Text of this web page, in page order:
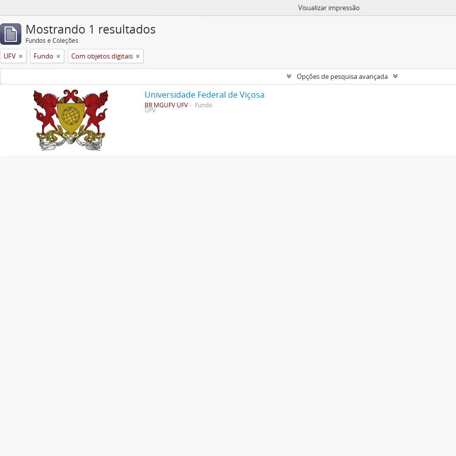
Visualizar impressão
Mostrando 1 resultados
Fundos e Coleções
UFV Fundo Com objetos digitais
Opções de pesquisa avançada
Universidade Federal de Viçosa
BR MGUFV UFV Fundo
UFV